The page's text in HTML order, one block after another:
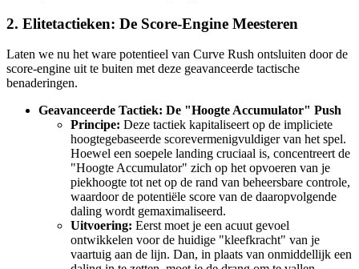
2. Elitetactieken: De Score-Engine Meesteren
Laten we nu het ware potentieel van Curve Rush ontsluiten door de
score-engine uit te buiten met deze geavanceerde tactische
benaderingen.
Geavanceerde Tactiek: De "Hoogte Accumulator" Push
Principe: Deze tactiek kapitaliseert op de impliciete
hoogtegebaseerde scorevermenigvuldiger van het spel.
Hoewel een soepele landing cruciaal is, concentreert de
"Hoogte Accumulator" zich op het opvoeren van je
piekhoogte tot net op de rand van beheersbare controle,
waardoor de potentiële score van de daaropvolgende
daling wordt gemaximaliseerd.
Uitvoering: Eerst moet je een acuut gevoel
ontwikkelen voor de huidige "kleefkracht" van je
vaartuig aan de lijn. Dan, in plaats van onmiddellijk een